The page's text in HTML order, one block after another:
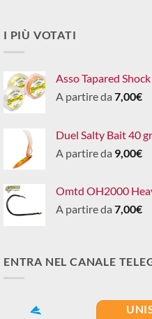
I PIÙ VOTATI
Asso Tapared
A partire da 7,00€
Duel Salty Bait 40 gr
A partire da 9,00€
Omtd OH2000
A partire da 7,00€
ENTRA NEL CANALE